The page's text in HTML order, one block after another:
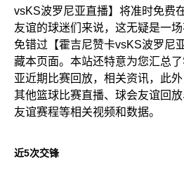
vsKS波罗尼亚直播】将准时免费
友谊的球迷们来说，这无疑是一
免错过【霍吉尼赞卡vsKS波罗尼
藏本页面。本站还特意为您汇总
亚近期比赛回放，相关资讯，此
其他篮球比赛直播、球会友谊回
友谊赛程等相关视频和数据。
近5次交锋